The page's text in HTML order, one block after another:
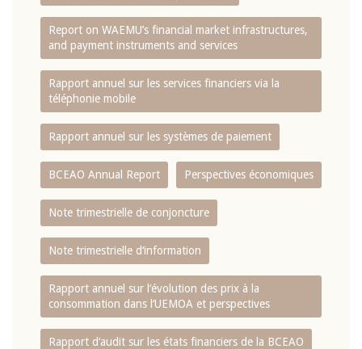
Report on WAEMU’s financial market infrastructures,
and payment instruments and services
Rapport annuel sur les services financiers via la
téléphonie mobile
Rapport annuel sur les systèmes de paiement
BCEAO Annual Report Perspectives économiques
Note trimestrielle de conjoncture
Note trimestrielle d‘information
Rapport annuel sur l‘évolution des prix à la
consommation dans l‘UEMOA et perspectives
Rapport d‘audit sur les états financiers de la BCEAO